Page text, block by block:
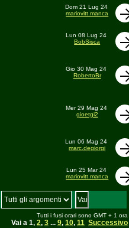
Dom 21 Lug 24
mariovitt.manca
Lun 08 Lug 24
BobSisca
Gio 30 Mag 24
RobertoBr
Mer 29 Mag 24
gioetgi2
Lun 06 Mag 24
marc.degiorgi
Lun 25 Mar 24
mariovitt.manca
Tutti i fusi orari sono GMT + 1 ora
Vai a 1, 2, 3 ... 9, 10, 11 Successivo